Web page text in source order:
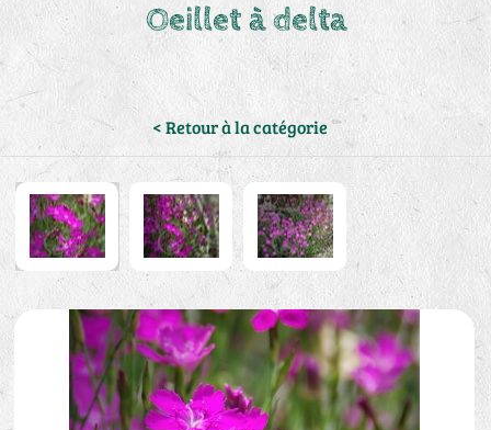
Oeillet à delta
< Retour à la catégorie